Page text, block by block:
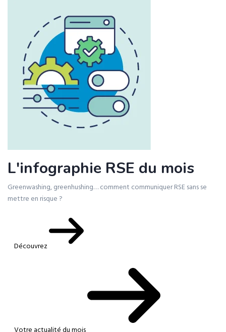
L'infographie RSE du mois
Greenwashing, greenhushing… comment communiquer RSE sans se
mettre en risque ?
Découvrez